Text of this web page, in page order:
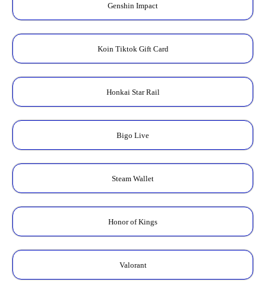
Genshin Impact
Koin Tiktok Gift Card
Honkai Star Rail
Bigo Live
Steam Wallet
Honor of Kings
Valorant